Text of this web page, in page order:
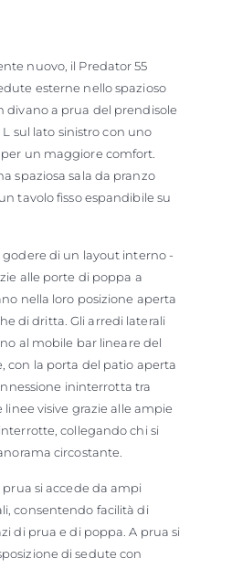
nuovo, il Predator 55
esterne nello spazioso
divano a prua del prendisole
sul lato sinistro con uno
un maggiore comfort.
spaziosa sala da pranzo
tavolo fisso espandibile su
di un layout interno -
alle porte di poppa a
nella loro posizione aperta
di dritta. Gli arredi laterali
al mobile bar lineare del
con la porta del patio aperta
ininterrotta tra
visive grazie alle ampie
collegando chi si
circostante.
si accede da ampi
consentendo facilità di
di prua e di poppa. A prua si
di sedute con